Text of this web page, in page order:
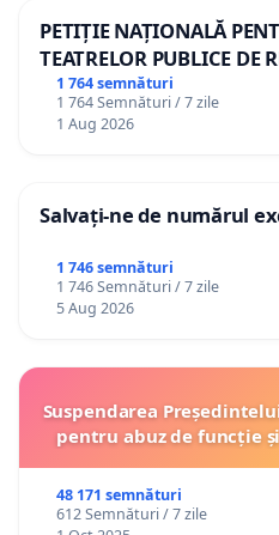
PETIȚIE NAȚIONALĂ
TEATRELOR PUBLICE DE
ROMÂNIA
1 764 semnături
1 764 Semnături / 7 zile
1 Aug 2026
Salvați-ne de numărul
1 746 semnături
1 746 Semnături / 7 zile
5 Aug 2026
Suspendarea
pentru abuz de funcție
48 171 semnături
612 Semnături / 7 zile